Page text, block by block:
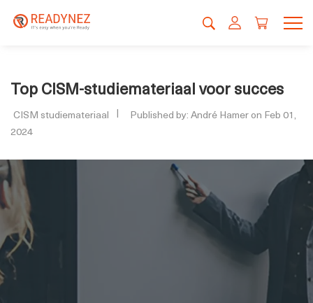
Top CISM-studiemateriaal voor succes
CISM studiemateriaal
Published by: André Hamer on Feb 01,
2024